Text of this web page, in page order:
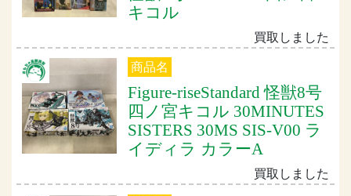
キコル
買取しました
商品名
Figure-riseStandard 怪獣8号
四ノ宮キコル 30MINUTES
SISTERS 30MS SIS-V00 ラ
イディラ カラーA
買取しました